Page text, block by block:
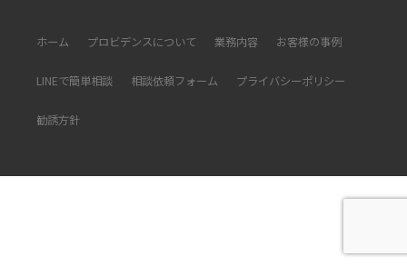
ホーム プロビデンスについて 業務内容 お客様の事例
LINEで簡単相談 相談依頼フォーム プライバシーポリシー
勧誘方針